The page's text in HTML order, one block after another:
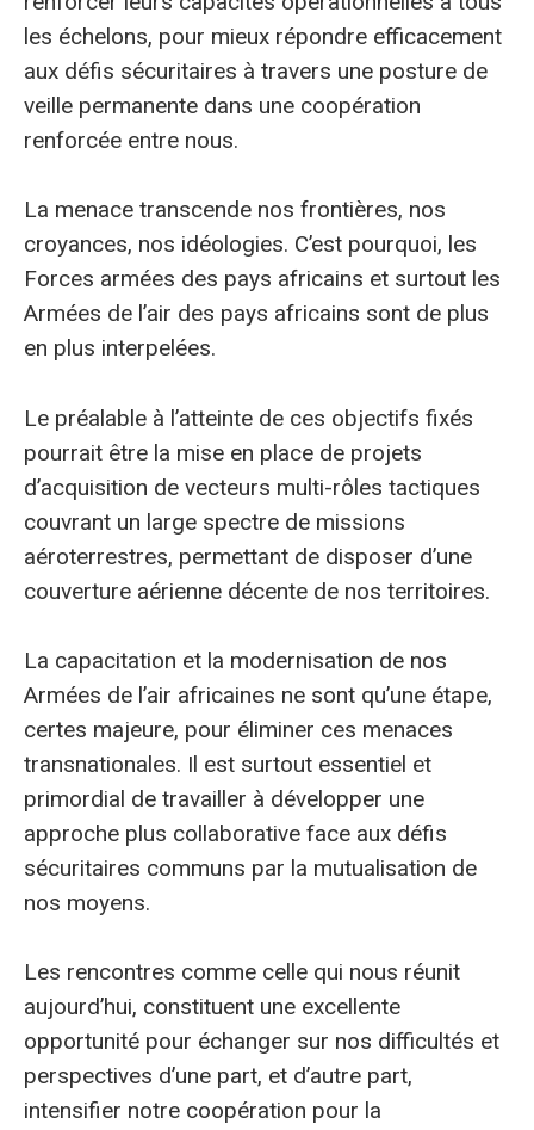
les échelons, pour mieux répondre efficacement
aux défis sécuritaires à travers une posture de
veille permanente dans une coopération
renforcée entre nous.
La menace transcende nos frontières, nos
croyances, nos idéologies. C’est pourquoi, les
Forces armées des pays africains et surtout les
Armées de l’air des pays africains sont de plus
en plus interpelées.
Le préalable à l’atteinte de ces objectifs fixés
pourrait être la mise en place de projets
d’acquisition de vecteurs multi-rôles tactiques
couvrant un large spectre de missions
aéroterrestres, permettant de disposer d’une
couverture aérienne décente de nos territoires.
La capacitation et la modernisation de nos
Armées de l’air africaines ne sont qu’une étape,
certes majeure, pour éliminer ces menaces
transnationales. Il est surtout essentiel et
primordial de travailler à développer une
approche plus collaborative face aux défis
sécuritaires communs par la mutualisation de
nos moyens.
Les rencontres comme celle qui nous réunit
aujourd’hui, constituent une excellente
opportunité pour échanger sur nos difficultés et
perspectives d’une part, et d’autre part,
intensifier notre coopération pour la